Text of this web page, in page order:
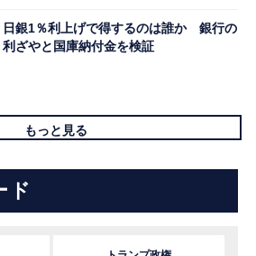
日銀1％利上げで得するのは誰か 銀行の
利ざやと国庫納付金を検証
もっと見る
ド